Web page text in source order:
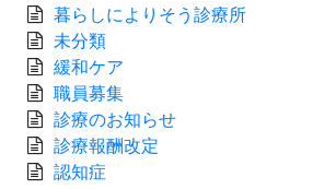
暮らしによりそう診療所
未分類
緩和ケア
職員募集
診療のお知らせ
診療報酬改定
認知症